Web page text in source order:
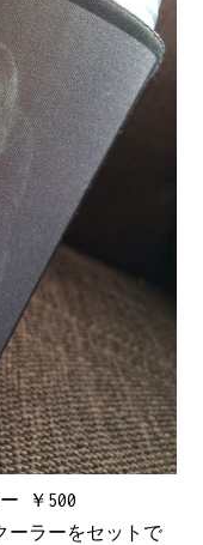
￥500
ーラーをセットで